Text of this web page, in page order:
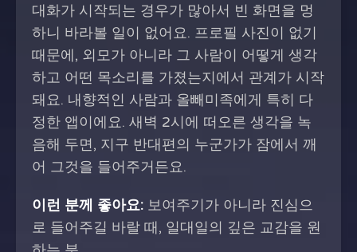
대화가 시작되는 경우가 많아서 빈 화면을 멍
하니 바라볼 일이 없어요. 프로필 사진이 없기
때문에, 외모가 아니라 그 사람이 어떻게 생각
하고 어떤 목소리를 가졌는지에서 관계가 시작
돼요. 내향적인 사람과 올빼미족에게 특히 다
정한 앱이에요. 새벽 2시에 떠오른 생각을 녹
음해 두면, 지구 반대편의 누군가가 잠에서 깨
어 그것을 들어주거든요.
이런 분께 좋아요: 보여주기가 아니라 진심으
로 들어주길 바랄 때, 일대일의 깊은 교감을 원